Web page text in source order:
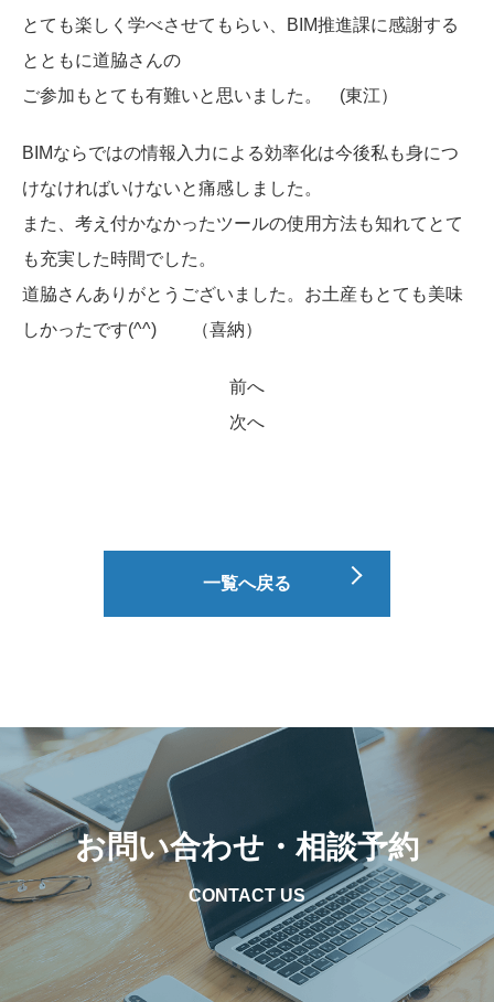
とても楽しく学べさせてもらい、BIM推進課に感謝する
とともに道脇さんの
ご参加もとても有難いと思いました。 (東江）
BIMならではの情報入力による効率化は今後私も身につ
けなければいけないと痛感しました。
また、考え付かなかったツールの使用方法も知れてとて
も充実した時間でした。
道脇さんありがとうございました。お土産もとても美味
しかったです(^^) （喜納）
前へ
次へ
一覧へ戻る
お問い合わせ・相談予約
CONTACT US